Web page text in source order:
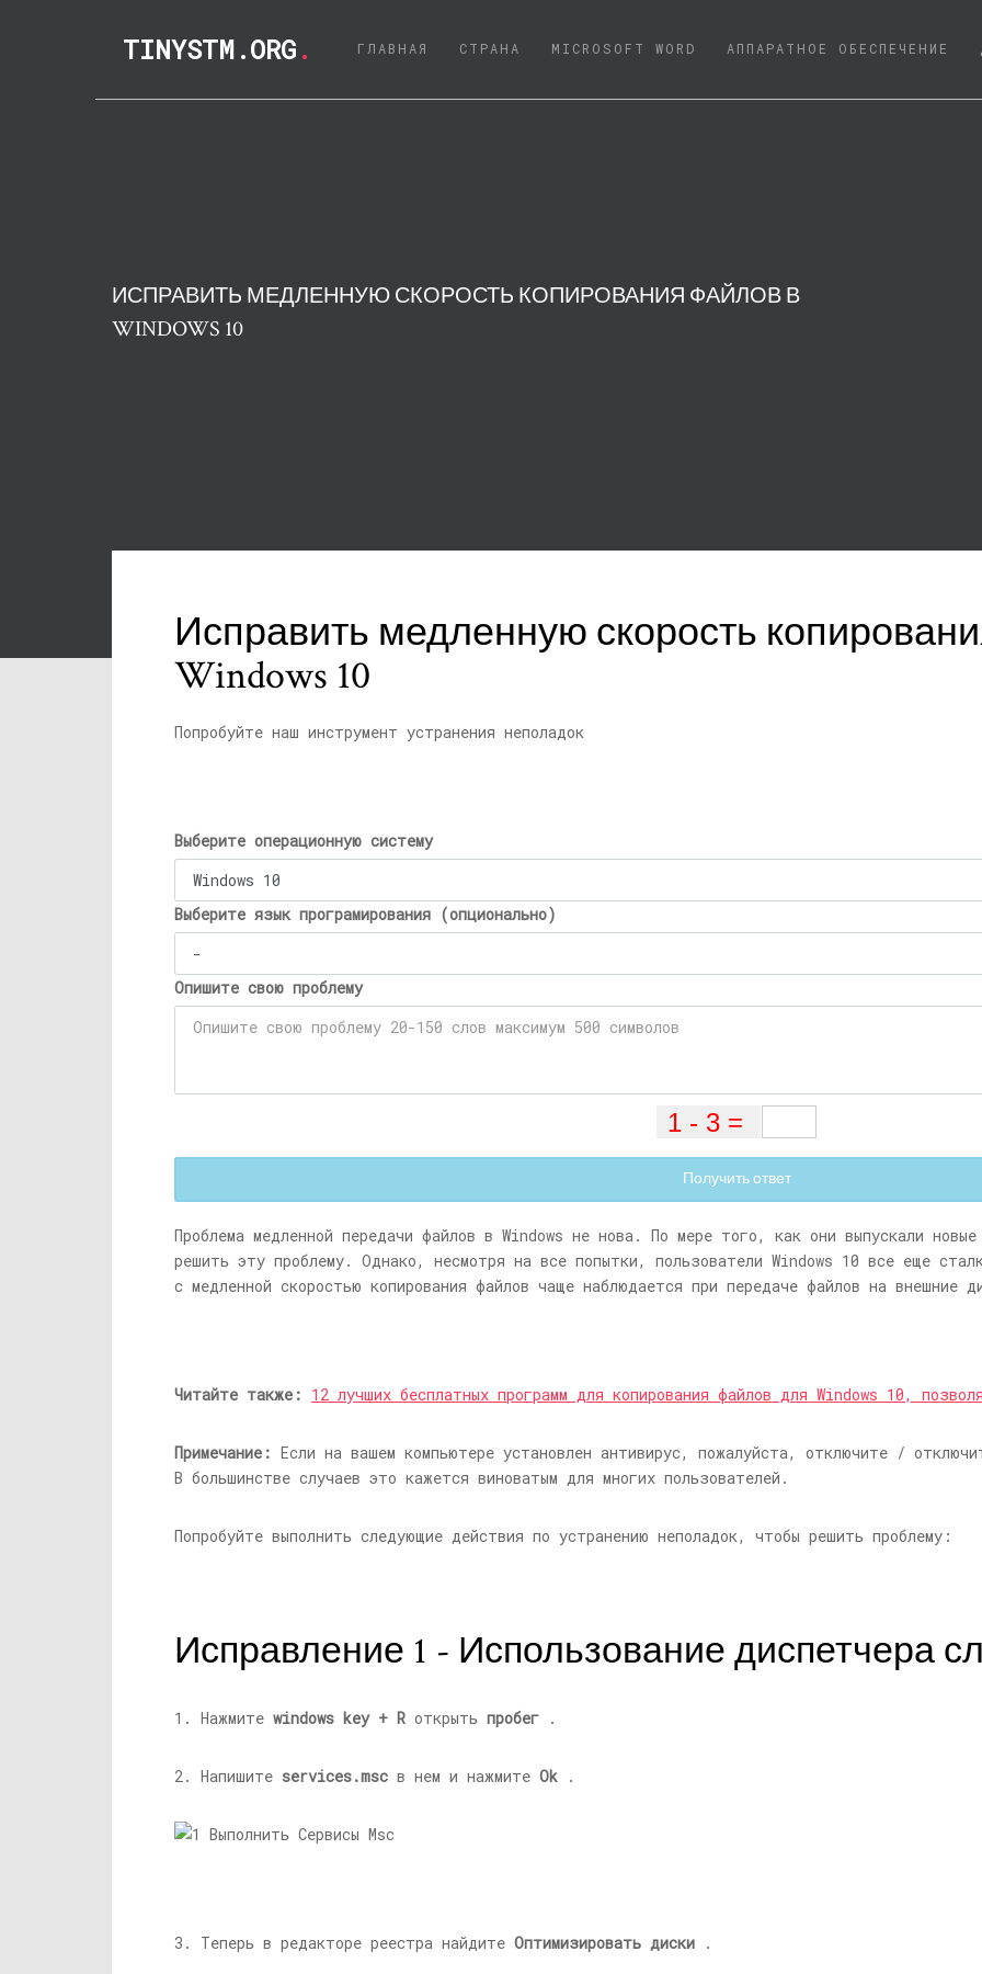
TINYSTM.ORG. ГЛАВНАЯ (CURRENT)
СТРАНА MICROSOFT WORD АППАРАТНОЕ ОБЕСПЕЧЕНИЕ
ИСПРАВИТЬ МЕДЛЕННУЮ СКОРОСТЬ КОПИРОВАНИЯ ФАЙЛОВ В
WINDOWS 10
Исправить медленную скорость
Windows 10
Попробуйте наш инструмент устранения неполадок
Выберите операционную систему
Выберите язык програмирования (опционально)
Опишите свою проблему
Получить ответ
Проблема медленной передачи файлов в Windows не нова. По мере того, как они выпускали
решить эту проблему. Однако, несмотря на все попытки, пользователи Windows 10 все еще
с медленной скоростью копирования файлов чаще наблюдается при передаче файлов на внешние
Читайте также: 12 лучших бесплатных программ для копирования файлов для Windows 10,
Примечание: Если на вашем компьютере установлен антивирус, пожалуйста, отключите /
В большинстве случаев это кажется виноватым для многих пользователей.
Попробуйте выполнить следующие действия по устранению неполадок, чтобы решить проблему:
Исправление 1 - Использование диспетчера
1. Нажмите windows key + R открыть пробег .
2. Напишите services.msc в нем и нажмите Ok .
3. Теперь в редакторе реестра найдите Оптимизировать диски .